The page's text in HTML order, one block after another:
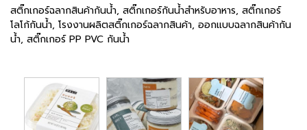
สติ๊กเกอร์ฉลากสินค้ากันน้ำ, สติ๊กเกอร์กันน้ำสำหรับอาหาร, สติ๊กเกอร์
โลโก้กันน้ำ, โรงงานผลิตสติ๊กเกอร์ฉลากสินค้า, ออกแบบฉลากสินค้ากัน
น้ำ, สติ๊กเกอร์ PP PVC กันน้ำ